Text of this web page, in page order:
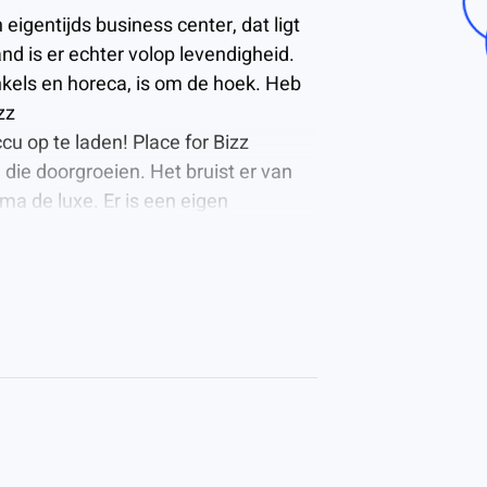
business center, dat ligt
is er echter volop levendigheid.
en horeca, is om de hoek. Heb
op te laden! Place for Bizz
doorgroeien. Het bruist er van
de luxe. Er is een eigen
648,-